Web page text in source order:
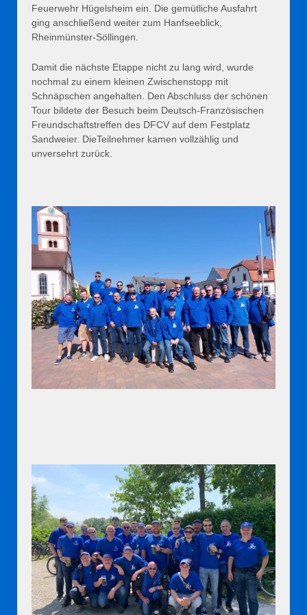
Feuerwehr Hügelsheim ein. Die gemütliche Ausfahrt
ging anschließend weiter zum Hanfseeblick,
Rheinmünster-Söllingen.
Damit die nächste Etappe nicht zu lang wird, wurde
nochmal zu einem kleinen Zwischenstopp mit
Schnäpschen angehalten. Den Abschluss der schönen
Tour bildete der Besuch beim Deutsch-Französischen
Freundschaftstreffen des DFCV auf dem Festplatz
Sandweier. DieTeilnehmer kamen vollzählig und
unversehrt zurück.